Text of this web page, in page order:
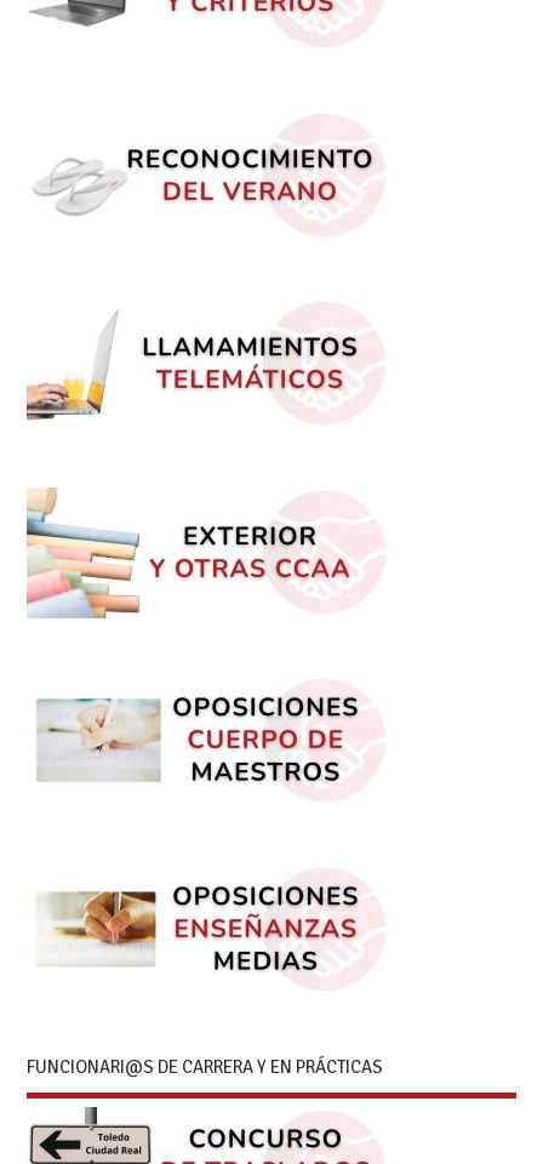
FUNCIONARI@S DE CARRERA Y EN PRÁCTICAS